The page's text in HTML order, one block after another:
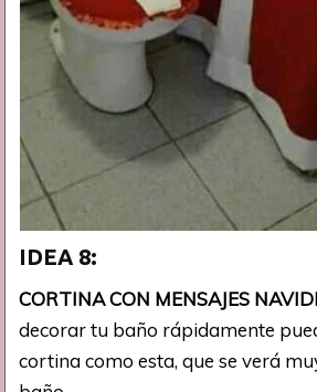
IDEA 8:
CORTINA CON MENSAJES
decorar tu baño rápidamente
cortina como esta, que se verá